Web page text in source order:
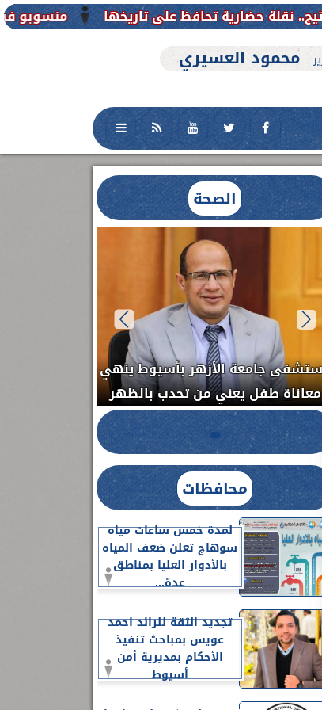
منسوبو فرع جامعة الأزهر للوجه
محمود العسيري
الصحة
العلاج الحر بمنفلوط بالتعاون مع هيئة
المصرية يشن حملة رقابية مكبرة
لضبط المنشآت الطبية المخالفة.....
محافظات
لمدة خمس ساعات مياه
سوهاج تعلن ضعف المياه
بالأدوار العليا بمناطق
عدة...
تجديد الثقة للرائد احمد
عويس بمباحث تنفيذ
الأحكام بمديرية أمن
أسيوط